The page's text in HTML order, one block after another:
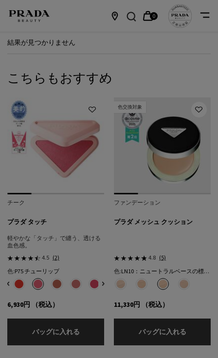
0
0 カート内の製品
結果が見つかりません
こちらもおすすめ
チーク
プラダ タッチ
軽やかな「タッチ」で纏う、透ける
血色感。
4.5 (2)
色:P75 チューリップ
色を選択してください
{1} の場合
済み
カフェ のカラー プラダ タッチ、1/8
選択済み
R68 チェリー のカラー プラダ タッチ、2/8
選択済み
P75 チューリップ のカラー プラダ タッチ、3/8
選択済み
P71 ボウ のカラー プラダ タッチ、4/8
選択済み
P72 ピンクダリア のカラー プラダ タッチ、5/8
選択済み
P76 リリー のカラー プラダ タッチ、6/8
選択済み
P79 モーヴ のカラー プラダ タッチ、7/8
選択済み
O86 ピーチ のカラー プラダ タッ
6,930円 （税込）
バッグに入れる
色交換対象
ファンデーション
プラダ メッシュ クッション
4.8 (5)
色:
LN10：ニュートラルベースの標準的な色★
色を選択してください
{1} の場合
選択済み
LC5：クールベースの明るい色​ のカラ
選択済み
LN5：ニュートラル ベースの
選択済み
LN10：ニュートラル
選択済み
LN25：ニュ
11,330円 （税込）
バッグに入れる